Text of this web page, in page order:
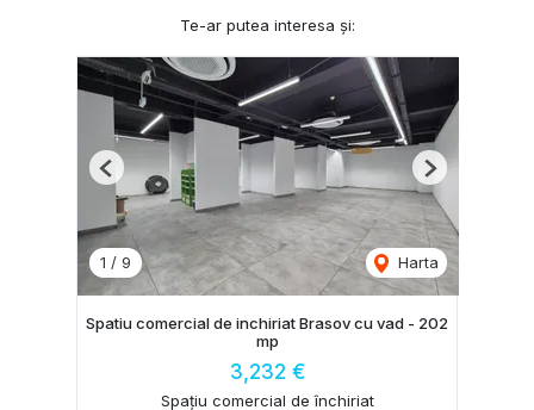
Te-ar putea interesa și:
1 / 9 Harta
Previous Next
Spatiu comercial de inchiriat Brasov cu vad - 202
mp
3,232 €
Spațiu comercial de închiriat